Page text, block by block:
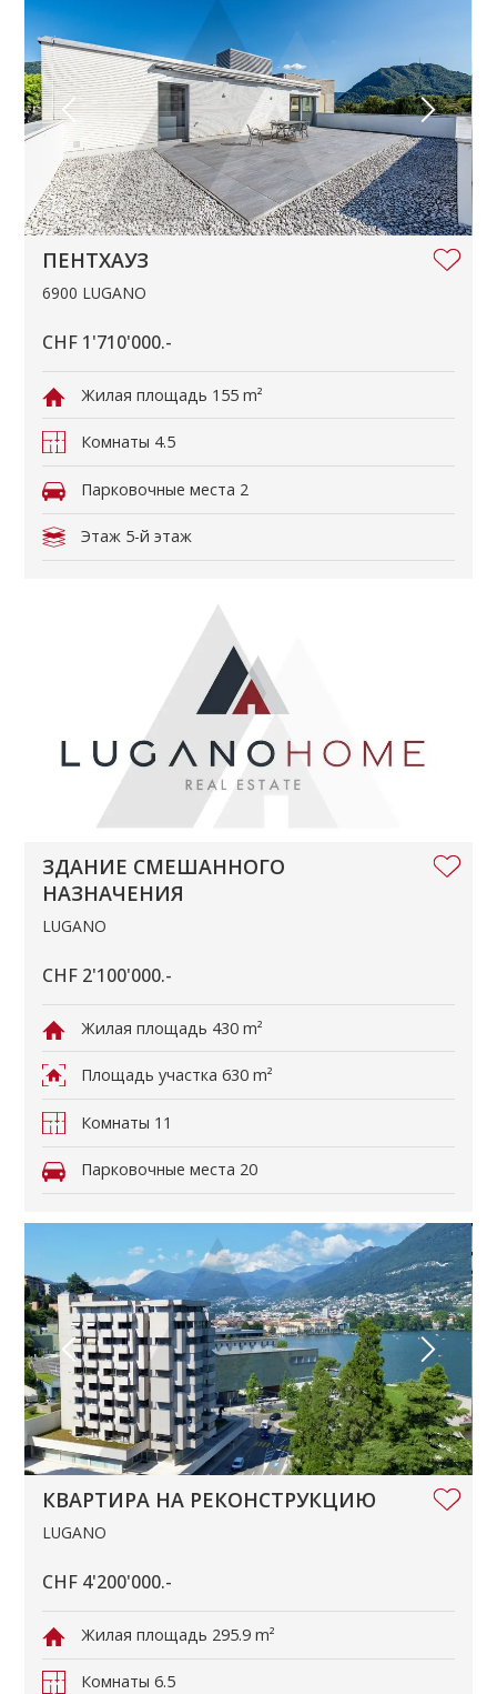
ПЕНТХАУЗ
6900 LUGANO
CHF 1'710'000.-
Жилая площадь 155 m²
Комнаты 4.5
Парковочные места 2
Этаж 5-й этаж
ЗДАНИЕ СМЕШАННОГО
НАЗНАЧЕНИЯ
LUGANO
CHF 2'100'000.-
Жилая площадь 430 m²
Площадь участка 630 m²
Комнаты 11
Парковочные места 20
КВАРТИРА НА РЕКОНСТРУКЦИЮ
LUGANO
CHF 4'200'000.-
Жилая площадь 295.9 m²
Комнаты 6.5